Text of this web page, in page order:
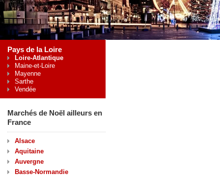
Pays de la Loire
Loire-Atlantique
Maine-et-Loire
Mayenne
Sarthe
Vendée
Marchés de Noël ailleurs en
France
Alsace
Aquitaine
Auvergne
Basse-Normandie